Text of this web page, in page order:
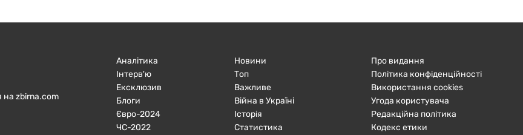
на zbirna.com
Аналітика
Інтерв'ю
Ексклюзив
Блоги
Євро-2024
ЧC-2022
Новини
Топ
Важливе
Війна в Україні
Історія
Статистика
Про видання
Політика конфіденційності
Використання cookies
Угода користувача
Редакційна політика
Кодекс етики